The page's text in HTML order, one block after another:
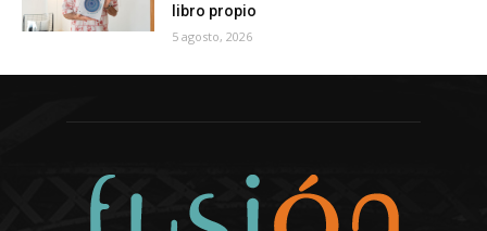
libro propio
5 agosto, 2026